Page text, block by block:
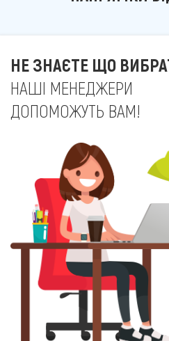
НЕ ЗНАЄТЕ ЩО
НАШІ МЕНЕДЖЕРИ
ДОПОМОЖУТЬ ВАМ!